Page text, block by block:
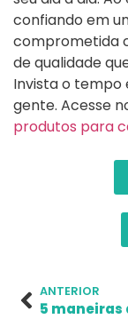
confiando em
comprometida
de qualidade
Invista o tempo
gente. Acesse
produtos para
ANTERIOR